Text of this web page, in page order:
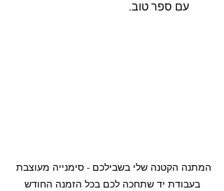
עם ספר טוב.
המתנה הקטנה שלי בשבילכם - סימנייה מעוצבת
בעבודת יד שתחכה לכם בכל הזמנה החודש